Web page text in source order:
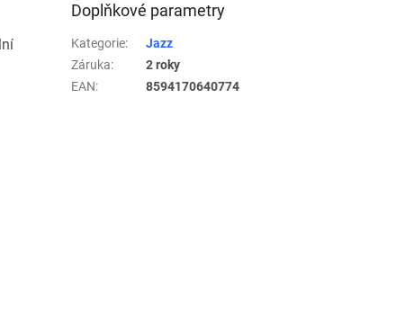
Doplňkové parametry
Kategorie:
Jazz
Záruka:
2 roky
EAN: 8594170640774